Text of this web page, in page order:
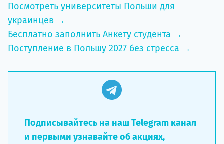
Посмотреть университеты Польши для
украинцев →
Бесплатно заполнить Анкету студента →
Поступление в Польшу 2027 без стресса →
Подписывайтесь на наш Telegram канал
и первыми узнавайте об акциях,